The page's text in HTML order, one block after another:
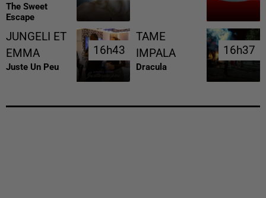
The Sweet
Escape
JUNGELI ET
EMMA
Juste Un Peu
16h43
16h43
TAME
IMPALA
Dracula
16h37
16h37